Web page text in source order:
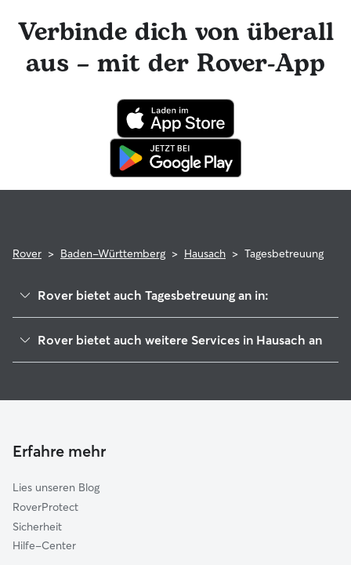
Updates erhalten. Der engagierte Kundenservice von Rover
ist für dich da und dein Hundesitter hat die Möglichkeit,
professionelle tierärztliche Beratung in Anspruch zu
nehmen. Im seltenen Fall eines Problems während der
profitiert von der Rover-Garantie, die die Kosten für
tierärztliche Behandlungen erstattet.
Verbinde dich von überall
aus – mit der Rover-App
Rover > Baden-Württemberg > Hausach > Tagesbetreuung
Rover bietet auch Tagesbetreuung an in:
Schramberg
Raumschaft Triberg
St. Georgen im Schwarzwald
Königsfeld im Schwarzwald
Dunningen
Rover bietet auch weitere Services in Hausach an
Erfahre mehr
Lies unseren Blog
RoverProtect
Sicherheit
Hilfe-Center